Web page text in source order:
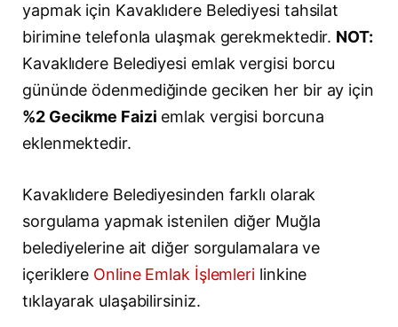
yapmak için Kavaklıdere Belediyesi tahsilat
birimine telefonla ulaşmak gerekmektedir. NOT:
Kavaklıdere Belediyesi emlak vergisi borcu
gününde ödenmediğinde geciken her bir ay için
%2 Gecikme Faizi emlak vergisi borcuna
eklenmektedir.
Kavaklıdere Belediyesinden farklı olarak
sorgulama yapmak istenilen diğer Muğla
belediyelerine ait diğer sorgulamalara ve
içeriklere Online Emlak İşlemleri linkine
tıklayarak ulaşabilirsiniz.